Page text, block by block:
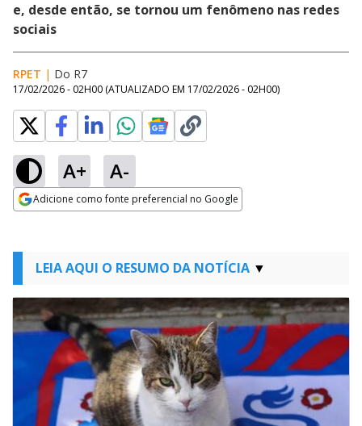
e, desde então, se tornou um fenômeno nas redes
sociais
RPET | Do R7
17/02/2026 - 02H00 (ATUALIZADO EM 17/02/2026 - 02H00)
A+ A-
Adicione como fonte preferencial no Google
LEIA AQUI O RESUMO DA NOTÍCIA